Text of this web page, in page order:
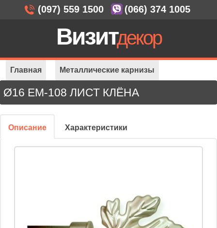
Ø16 EM-108 ЛИСТ КЛЁНА
Описание Характеристики
Главная Металлические карнизы
Ø16 EM-108 Лист клёна
(097) 559 1500 (066) 374 1005
Визитдекор